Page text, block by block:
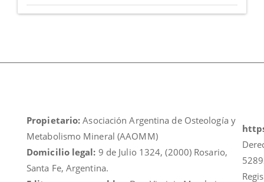
Propietario: Asociación Argentina de Osteología y
Metabolismo Mineral (AAOMM)
Domicilio legal: 9 de Julio 1324, (2000) Rosario,
Santa Fe, Argentina.